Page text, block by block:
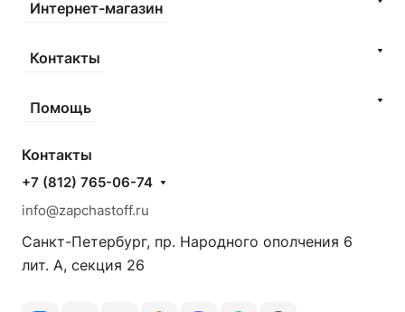
Интернет-магазин
Контакты
Помощь
Контакты
+7 (812) 765-06-74
info@zapchastoff.ru
Санкт-Петербург, пр. Народного ополчения 6
лит. А, секция 26